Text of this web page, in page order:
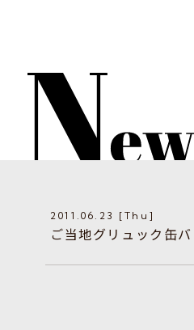
2011.06.23 [Thu]
ご当地グリュック缶